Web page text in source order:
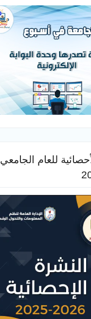
للعام الجامعي